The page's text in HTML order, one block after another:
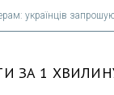
українців
ЗА 1